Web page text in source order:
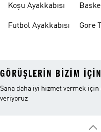
Koşu Ayakkabısı
Futbol Ayakkabısı
Gore
GÖRÜŞLERIN BIZIM
Sana daha iyi hizmet vermek
veriyoruz